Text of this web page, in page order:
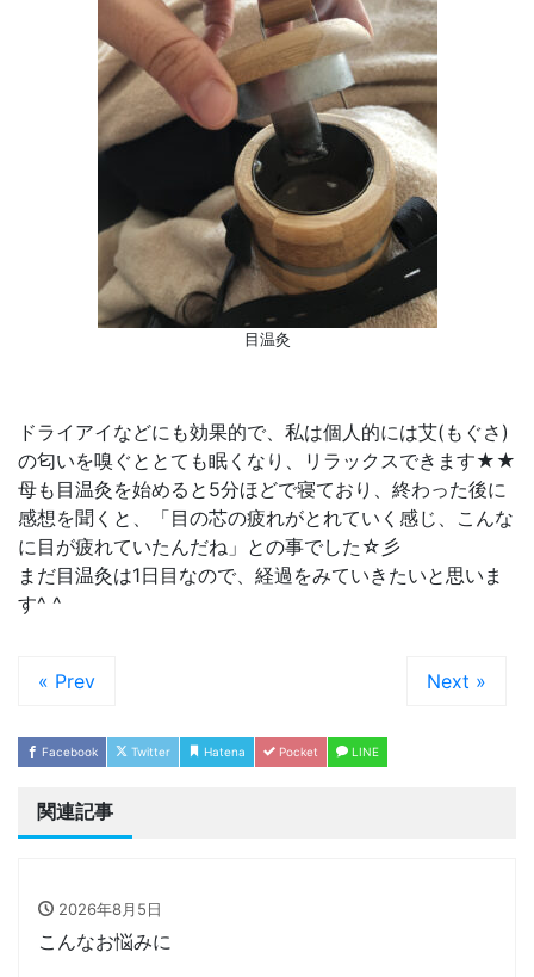
目温灸
ドライアイなどにも効果的で、私は個人的には艾(もぐさ)
の匂いを嗅ぐととても眠くなり、リラックスできます★★
母も目温灸を始めると5分ほどで寝ており、終わった後に
感想を聞くと、「目の芯の疲れがとれていく感じ、こんな
に目が疲れていたんだね」との事でした☆彡
まだ目温灸は1日目なので、経過をみていきたいと思いま
す^ ^
« Prev Next »
Facebook Twitter Hatena Pocket LINE
関連記事
2026年8月5日
こんなお悩みに